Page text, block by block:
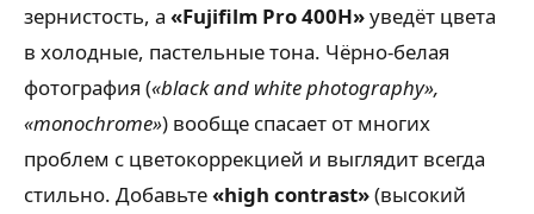
зернистость, а «Fujifilm Pro 400H»уведёт цвета
в холодные, пастельные тона. Чёрно-белая
фотография («black and white photography»,
«monochrome») вообще спасает от многих
проблем с цветокоррекцией и выглядит всегда
стильно. Добавьте«high contrast»(высокий